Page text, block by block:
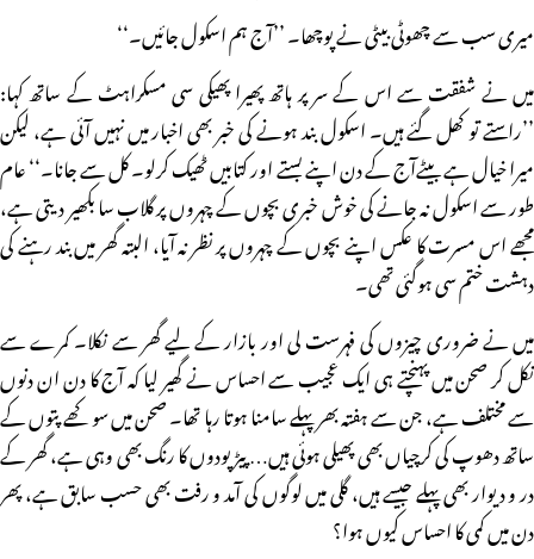
میری سب سے چھوٹی بیٹی نے پوچھا۔ ’’آج ہم اسکول جائیں۔‘‘
میں نے شفقت سے اس کے سر پر ہاتھ پھیرا پھیکی سی مسکراہٹ کے ساتھ کہا:
’’راستے تو کھل گئے ہیں۔ اسکول بند ہونے کی خبر بھی اخبار میں نہیں آئی ہے، لیکن
میرا خیال ہے بیٹےآج کے دن اپنے بستے اور کتابیں ٹھیک کرلو۔ کل سے جانا۔‘‘ عام
طور سے اسکول نہ جانے کی خوش خبری بچوں کے چہروں پر گلاب سا بکھیر دیتی ہے،
مجھے اس مسرت کا عکس اپنے بچوں کے چہروں پر نظر نہ آیا، البتہ گھر میں بند رہنے کی
دہشت ختم سی ہوگئی تھی۔
میں نے ضروری چیزوں کی فہرست لی اور بازار کے لیے گھر سے نکلا۔ کمرے سے
نکل کر صحن میں پہنچتے ہی ایک عجیب سے احساس نے گھیر لیا کہ آج کا دن ان دنوں
سے مختلف ہے، جن سے ہفتہ بھر پہلے سامنا ہوتا رہا تھا۔ صحن میں سوکھے پتوں کے
ساتھ دھوپ کی کرچیاں بھی پھیلی ہوئی ہیں… پیڑ پودوں کا رنگ بھی وہی ہے، گھر کے
در و دیوار بھی پہلے جیسے ہیں، گلی میں لوگوں کی آمد و رفت بھی حسب سابق ہے، پھر
دن میں کمی کا احساس کیوں ہوا؟